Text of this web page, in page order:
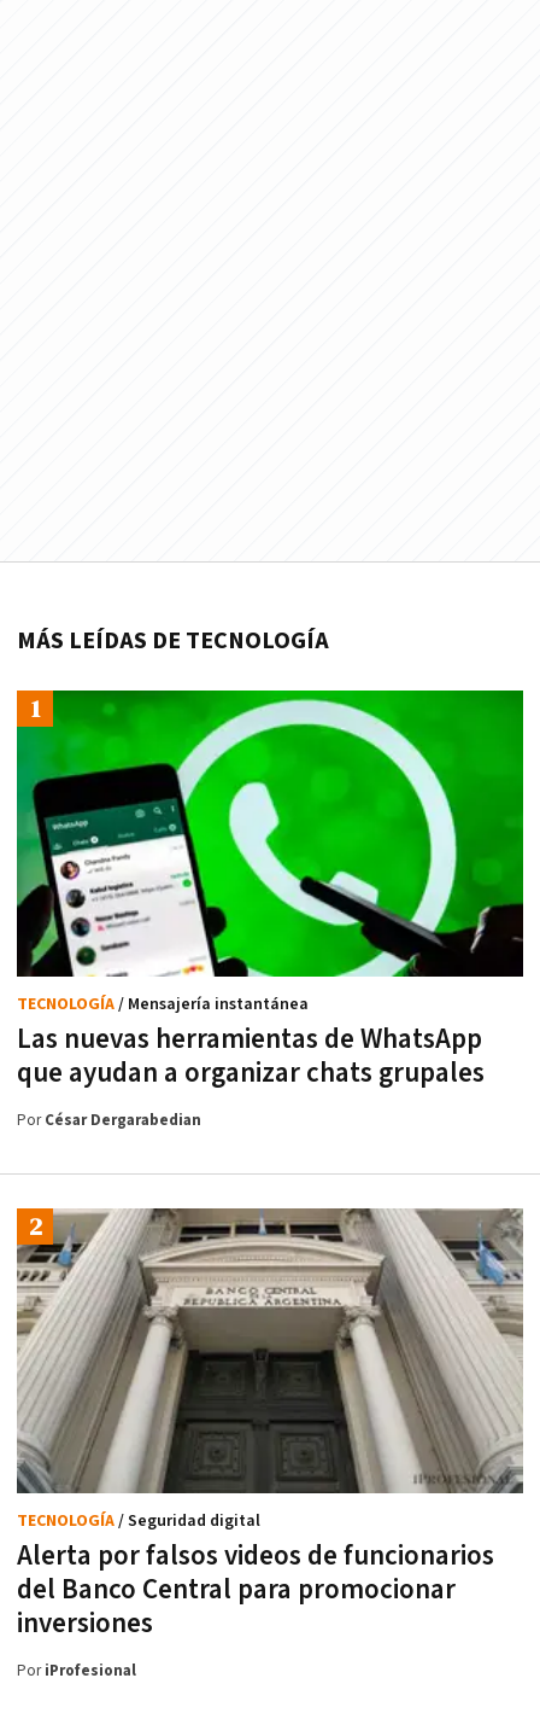
MÁS LEÍDAS DE TECNOLOGÍA
Las nuevas herramientas de WhatsApp
que ayudan a organizar chats grupales
TECNOLOGÍA/ Mensajería instantánea
PorCésar Dergarabedian
Alerta por falsos videos de funcionarios
del Banco Central para promocionar
inversiones
TECNOLOGÍA/ Seguridad digital
PoriProfesional